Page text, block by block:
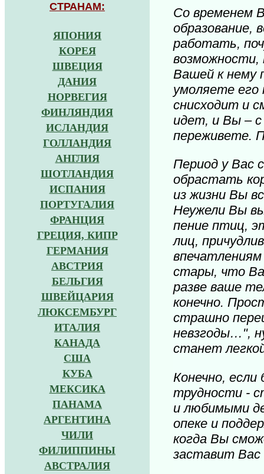
СТРАНАМ:
ЯПОНИЯ
КОРЕЯ
ШВЕЦИЯ
ДАНИЯ
НОРВЕГИЯ
ФИНЛЯНДИЯ
ИСЛАНДИЯ
ГОЛЛАНДИЯ
АНГЛИЯ
ШОТЛАНДИЯ
ИСПАНИЯ
ПОРТУГАЛИЯ
ФРАНЦИЯ
ГРЕЦИЯ, КИПР
ГЕРМАНИЯ
АВСТРИЯ
БЕЛЬГИЯ
ШВЕЙЦАРИЯ
ЛЮКСЕМБУРГ
ИТАЛИЯ
КАНАДА
США
КУБА
МЕКСИКА
ПАНАМА
АРГЕНТИНА
ЧИЛИ
ФИЛИППИНЫ
АВСТРАЛИЯ
Со временем
образование,
работать,
возможности,
Вашей к нему
умоляете его
снисходит и
идет, и Вы – с
переживете.
Период у Вас
обрастать
из жизни Вы
Неужели Вы
пение птиц,
лиц,
стары, что
разве ваше
конечно.
страшно
невзгоды…",
станет
Конечно,
трудности -
и любимыми
опеке и
когда Вы
заставит Вас